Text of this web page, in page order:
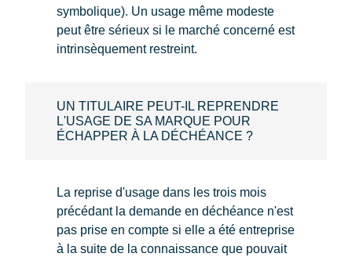
symbolique). Un usage même modeste
peut être sérieux si le marché concerné est
intrinsèquement restreint.
UN TITULAIRE PEUT-IL REPRENDRE
L'USAGE DE SA MARQUE POUR
ÉCHAPPER À LA DÉCHÉANCE ?
La reprise d'usage dans les trois mois
précédant la demande en déchéance n'est
pas prise en compte si elle a été entreprise
à la suite de la connaissance que pouvait